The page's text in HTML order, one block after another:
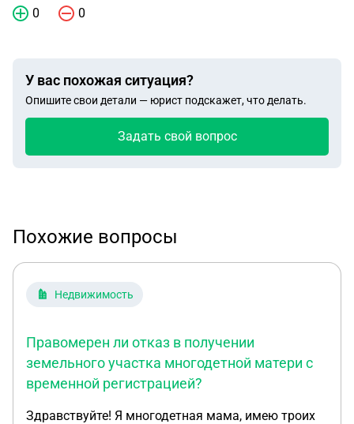
0 0
У вас похожая ситуация?
Опишите свои детали — юрист подскажет, что делать.
Задать свой вопрос
Похожие вопросы
Недвижимость
Правомерен ли отказ в получении
земельного участка многодетной матери с
временной регистрацией?
Здравствуйте! Я многодетная мама, имею троих